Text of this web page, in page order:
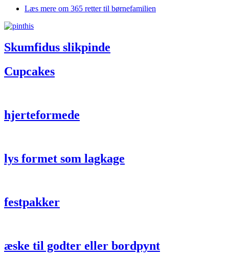
Læs mere om 365 retter til børnefamilien
Skumfidus slikpinde
Cupcakes
hjerteformede
lys formet som lagkage
festpakker
æske til godter eller bordpynt